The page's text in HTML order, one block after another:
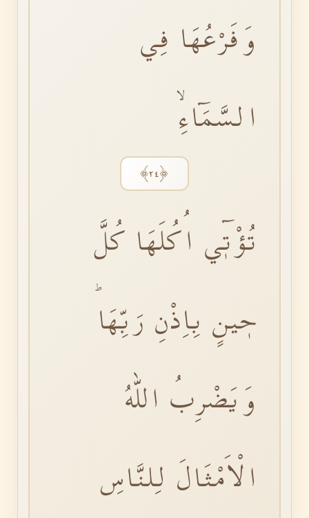
وَفَرْعُهَا فِي
السَّمَٓاءِۙ
﴿٢٤﴾
تُؤْتٖٓي اُكُلَهَا كُلَّ
حٖينٍ بِاِذْنِ رَبِّهَاؕ
وَيَضْرِبُ اللّٰهُ
الْاَمْثَالَ لِلنَّاسِ